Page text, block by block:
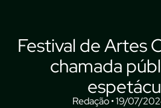
Festival de Artes
chamada
Redação • 19/07/